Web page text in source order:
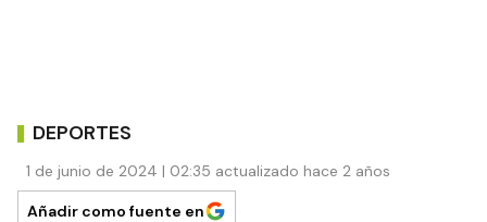
DEPORTES
1 de junio de 2024 | 02:35 actualizado hace 2 años
Añadir como fuente en